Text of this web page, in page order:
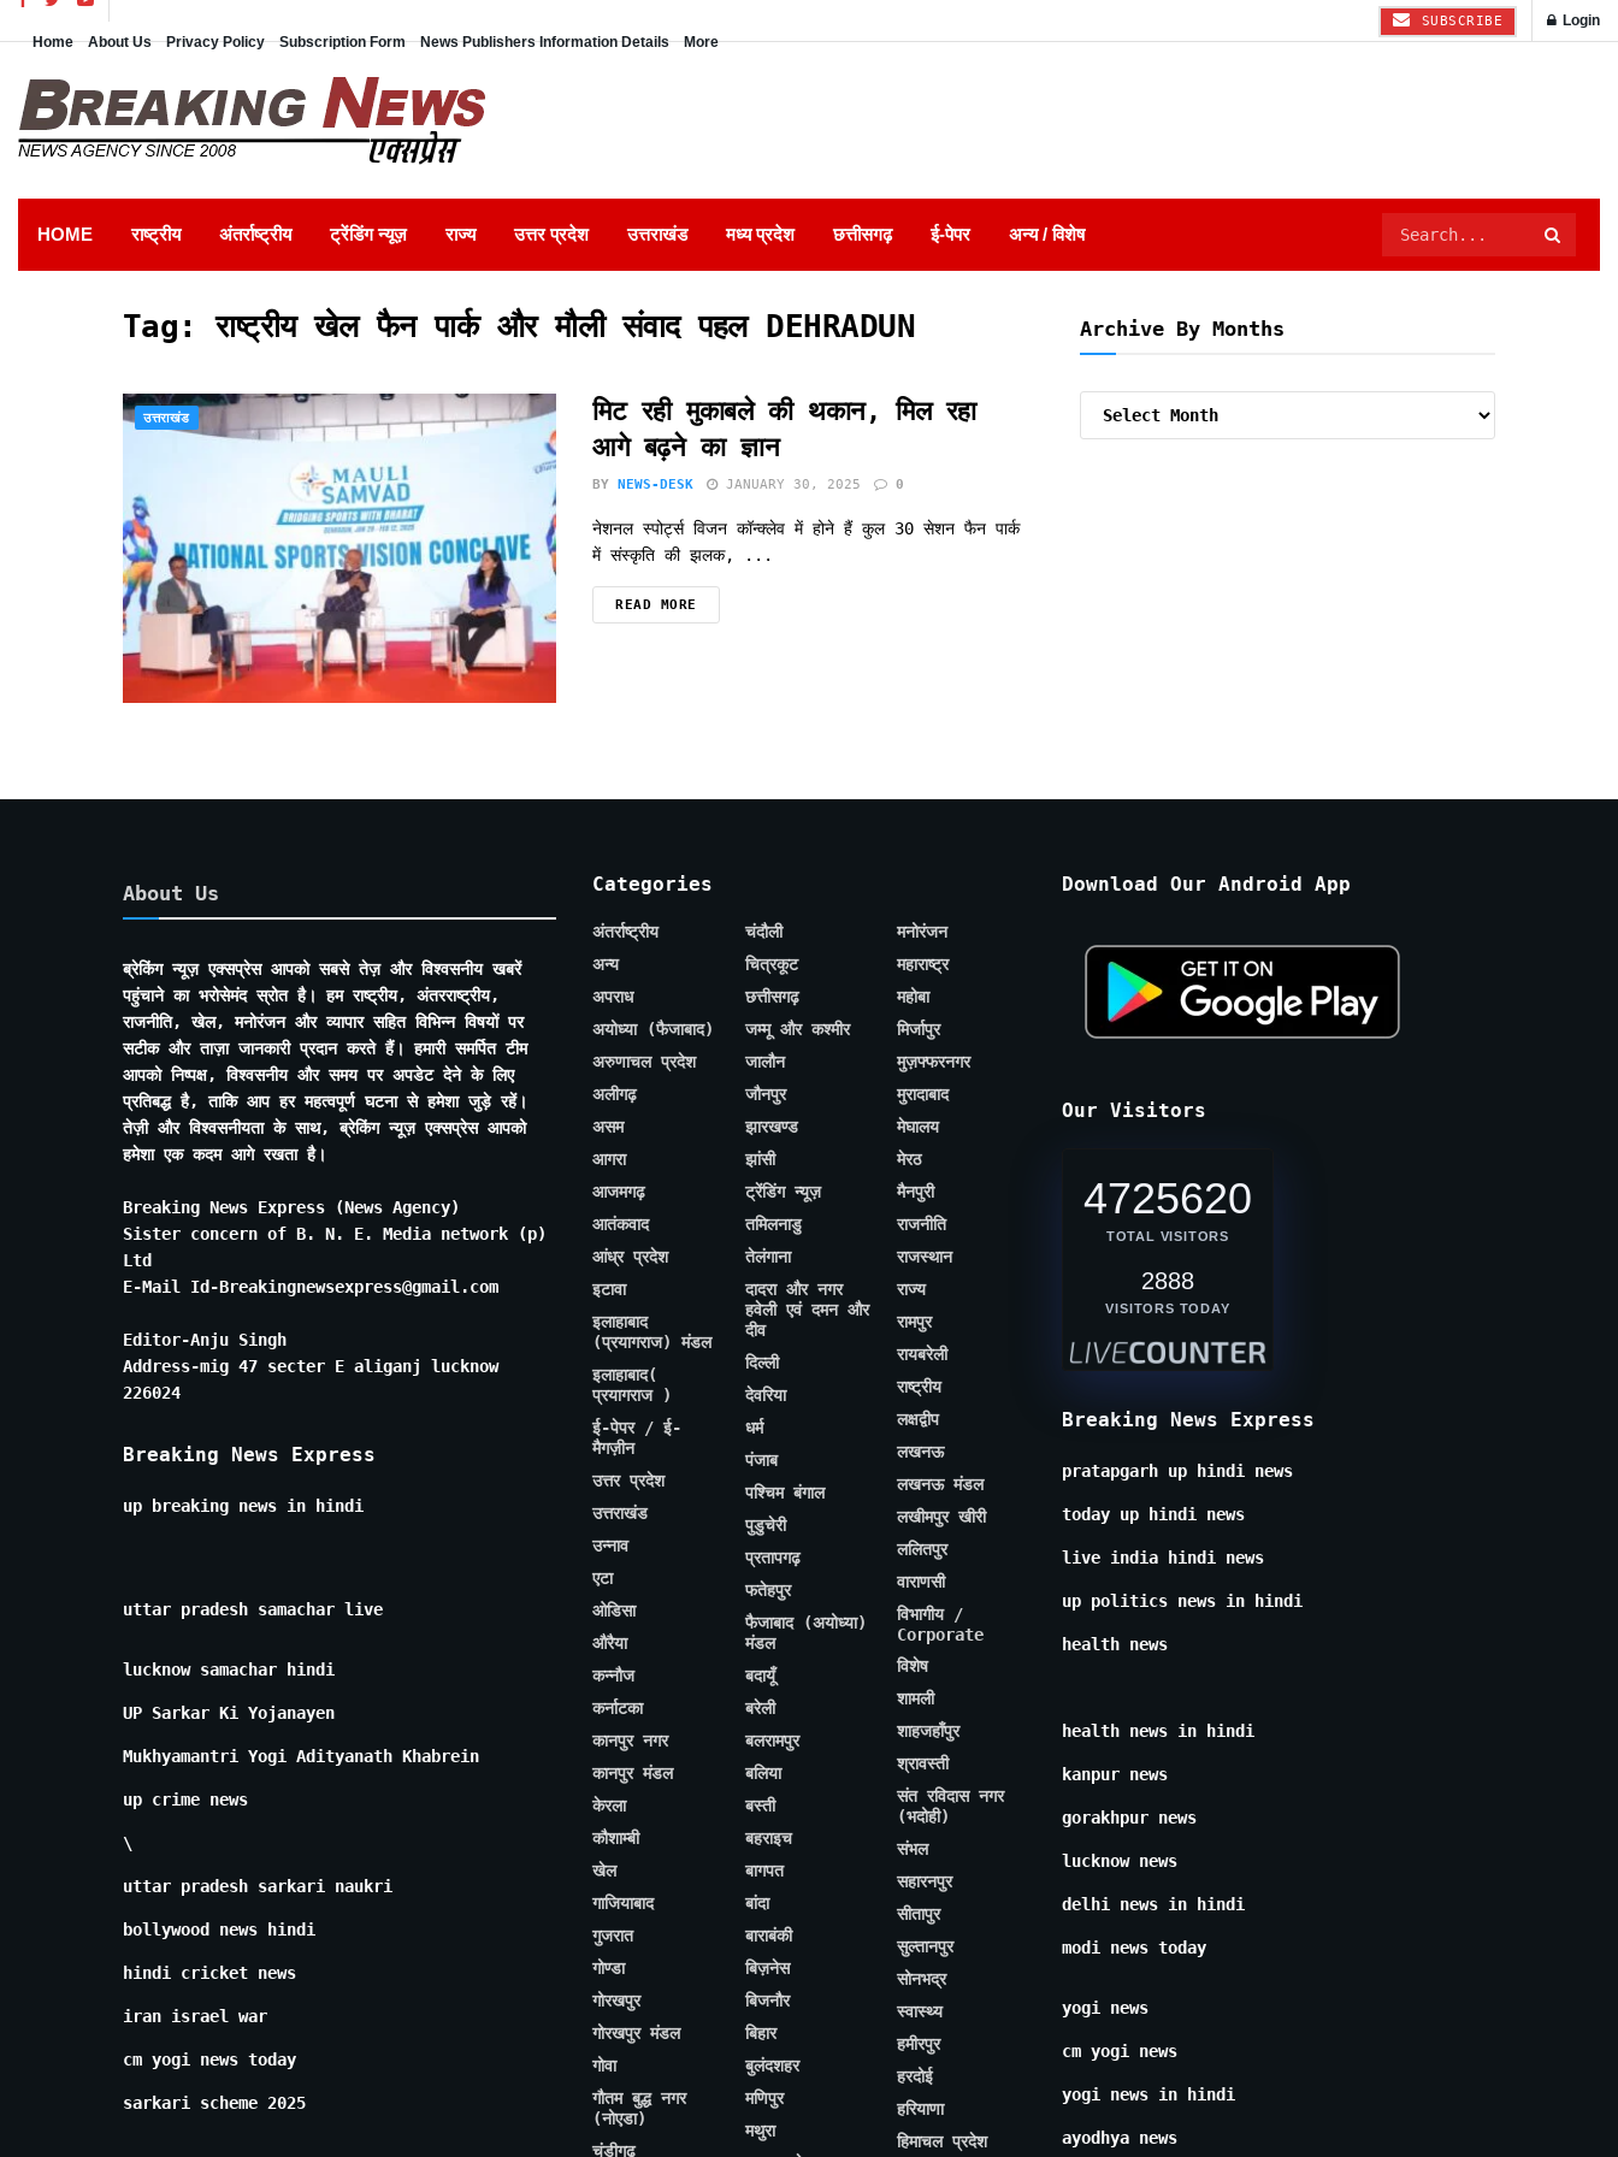
Home About Us Privacy Policy Subscription Form News Publishers Information Details More
SUBSCRIBE Login
HOME राष्ट्रीय अंतर्राष्ट्रीय ट्रेंडिंग न्यूज़ राज्य उत्तर प्रदेश उत्तराखंड मध्य प्रदेश छत्तीसगढ़ ई-पेपर अन्य / विशेष
Tag:राष्ट्रीय खेल फैन पार्क और मौली संवाद पहल DEHRADUN
उत्तराखंड
मिट रही मुकाबले की थकान, मिल रहा
आगे बढ़ने का ज्ञान
BY NEWS-DESK JANUARY 30, 2025 0
नेशनल स्पोर्ट्स विजन कॉन्क्लेव में होने हैं कुल 30 सेशन फैन पार्क
में संस्कृति की झलक, ...
READ MORE
Archive By Months
About Us
ब्रेकिंग न्यूज़ एक्सप्रेस आपको सबसे तेज़ और विश्वसनीय खबरें
पहुंचाने का भरोसेमंद स्रोत है। हम राष्ट्रीय, अंतरराष्ट्रीय,
राजनीति, खेल, मनोरंजन और व्यापार सहित विभिन्न विषयों पर
सटीक और ताज़ा जानकारी प्रदान करते हैं। हमारी समर्पित टीम
आपको निष्पक्ष, विश्वसनीय और समय पर अपडेट देने के लिए
प्रतिबद्ध है, ताकि आप हर महत्वपूर्ण घटना से हमेशा जुड़े रहें।
तेज़ी और विश्वसनीयता के साथ, ब्रेकिंग न्यूज़ एक्सप्रेस आपको
हमेशा एक कदम आगे रखता है।
Breaking News Express (News Agency)
Sister concern of B. N. E. Media network (p)
Ltd
E-Mail Id-Breakingnewsexpress@gmail.com
Editor-Anju Singh
Address-mig 47 secter E aliganj lucknow
226024
Breaking News Express
up breaking news in hindi
uttar pradesh samachar live
lucknow samachar hindi
UP Sarkar Ki Yojanayen
Mukhyamantri Yogi Adityanath Khabrein
up crime news
\
uttar pradesh sarkari naukri
bollywood news hindi
hindi cricket news
iran israel war
cm yogi news today
sarkari scheme 2025
Categories
अंतर्राष्ट्रीय
अन्य
अपराध
अयोध्या (फैजाबाद)
अरुणाचल प्रदेश
अलीगढ़
असम
आगरा
आजमगढ़
आतंकवाद
आंध्र प्रदेश
इटावा
इलाहाबाद
(प्रयागराज) मंडल
इलाहाबाद(
प्रयागराज )
ई-पेपर / ई-
मैगज़ीन
उत्तर प्रदेश
उत्तराखंड
उन्नाव
एटा
ओडिसा
औरैया
कन्नौज
कर्नाटका
कानपुर नगर
कानपुर मंडल
केरला
कौशाम्बी
खेल
गाजियाबाद
गुजरात
गोण्डा
गोरखपुर
गोरखपुर मंडल
गोवा
गौतम बुद्ध नगर
(नोएडा)
चंडीगढ़
चंदौली
चित्रकूट
छत्तीसगढ़
जम्मू और कश्मीर
जालौन
जौनपुर
झारखण्ड
झांसी
ट्रेंडिंग न्यूज़
तमिलनाडु
तेलंगाना
दादरा और नगर
हवेली एवं दमन और
दीव
दिल्ली
देवरिया
धर्म
पंजाब
पश्चिम बंगाल
पुडुचेरी
प्रतापगढ़
फतेहपुर
फैजाबाद (अयोध्या)
मंडल
बदायूँ
बरेली
बलरामपुर
बलिया
बस्ती
बहराइच
बागपत
बांदा
बाराबंकी
बिज़नेस
बिजनौर
बिहार
बुलंदशहर
मणिपुर
मथुरा
मनोरंजन
महाराष्ट्र
महोबा
मिर्जापुर
मुज़फ्फरनगर
मुरादाबाद
मेघालय
मेरठ
मैनपुरी
राजनीति
राजस्थान
राज्य
रामपुर
रायबरेली
राष्ट्रीय
लक्षद्वीप
लखनऊ
लखनऊ मंडल
लखीमपुर खीरी
ललितपुर
वाराणसी
विभागीय /
Corporate
विशेष
शामली
शाहजहाँपुर
श्रावस्ती
संत रविदास नगर
(भदोही)
संभल
सहारनपुर
सीतापुर
सुल्तानपुर
सोनभद्र
स्वास्थ्य
हमीरपुर
हरदोई
हरियाणा
हिमाचल प्रदेश
Download Our Android App
Our Visitors
4725620
TOTAL VISITORS
2888
VISITORS TODAY
Breaking News Express
pratapgarh up hindi news
today up hindi news
live india hindi news
up politics news in hindi
health news
health news in hindi
kanpur news
gorakhpur news
lucknow news
delhi news in hindi
modi news today
yogi news
cm yogi news
yogi news in hindi
ayodhya news